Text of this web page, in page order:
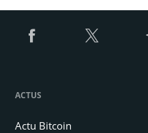
ACTUS
Actu Bitcoin